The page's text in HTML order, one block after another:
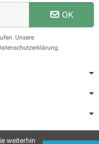
OK
Unsere
weiterhin